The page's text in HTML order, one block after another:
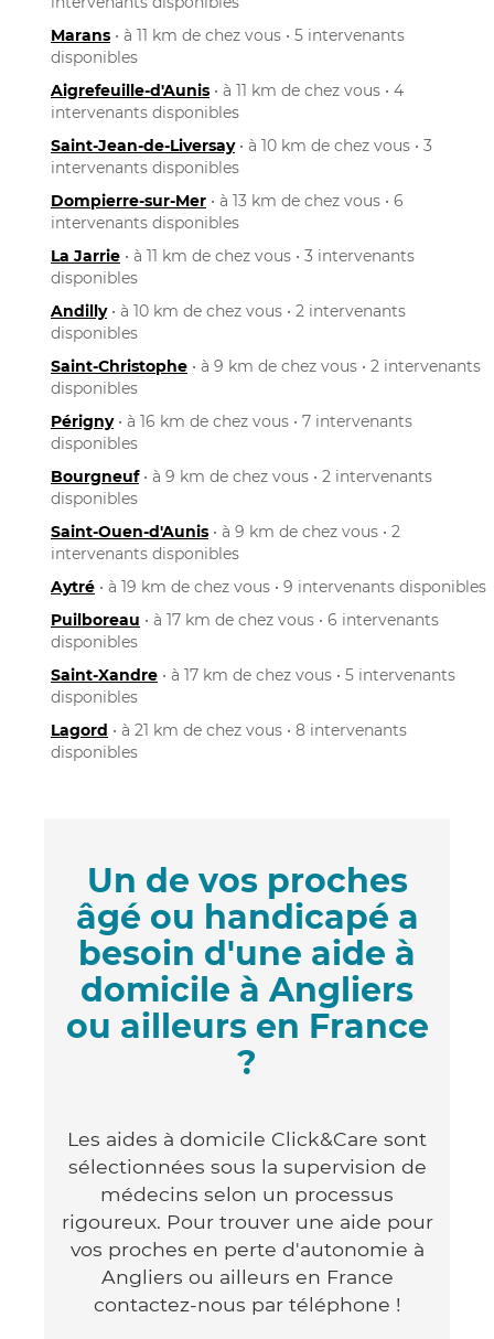
Marans • à 11 km de chez vous • 5 intervenants
disponibles
Aigrefeuille-d'Aunis • à 11 km de chez vous • 4
intervenants disponibles
Saint-Jean-de-Liversay• à 10 km de chez vous • 3
intervenants disponibles
Dompierre-sur-Mer • à 13 km de chez vous • 6
intervenants disponibles
La Jarrie • à 11 km de chez vous • 3 intervenants
disponibles
Andilly• à 10 km de chez vous • 2 intervenants
disponibles
Saint-Christophe • à 9 km de chez vous • 2 intervenants
disponibles
Périgny• à 16 km de chez vous • 7 intervenants
disponibles
Bourgneuf• à 9 km de chez vous • 2 intervenants
disponibles
Saint-Ouen-d'Aunis • à 9 km de chez vous • 2
intervenants disponibles
Aytré • à 19 km de chez vous • 9 intervenants disponibles
Puilboreau • à 17 km de chez vous • 6 intervenants
disponibles
Saint-Xandre • à 17 km de chez vous • 5 intervenants
disponibles
Lagord • à 21 km de chez vous • 8 intervenants
disponibles
Un de vos proches
âgé ou handicapé a
besoin d'une aide à
domicile à Angliers
ou ailleurs en France
?
Les aides à domicile Click&Care sont
sélectionnées sous la supervision de
médecins selon un processus
rigoureux. Pour trouver une aide pour
vos proches en perte d'autonomie à
Angliers ou ailleurs en France
contactez-nous par téléphone !